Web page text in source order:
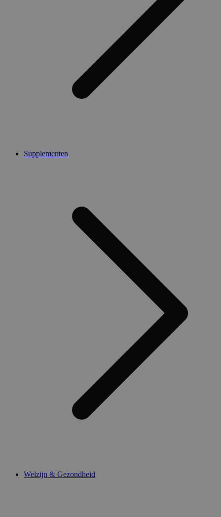
Supplementen
Welzijn & Gezondheid